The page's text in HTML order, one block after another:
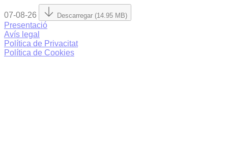
07-08-26 Descarregar (14.95 MB)
Presentació
Avís legal
Política de Privacitat
Política de Cookies